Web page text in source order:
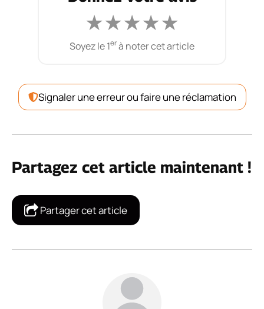
★★★★★
Soyez le 1erà noter cet article
Signaler une erreur ou faire une réclamation
Partagez cet article maintenant !
Partager cet article